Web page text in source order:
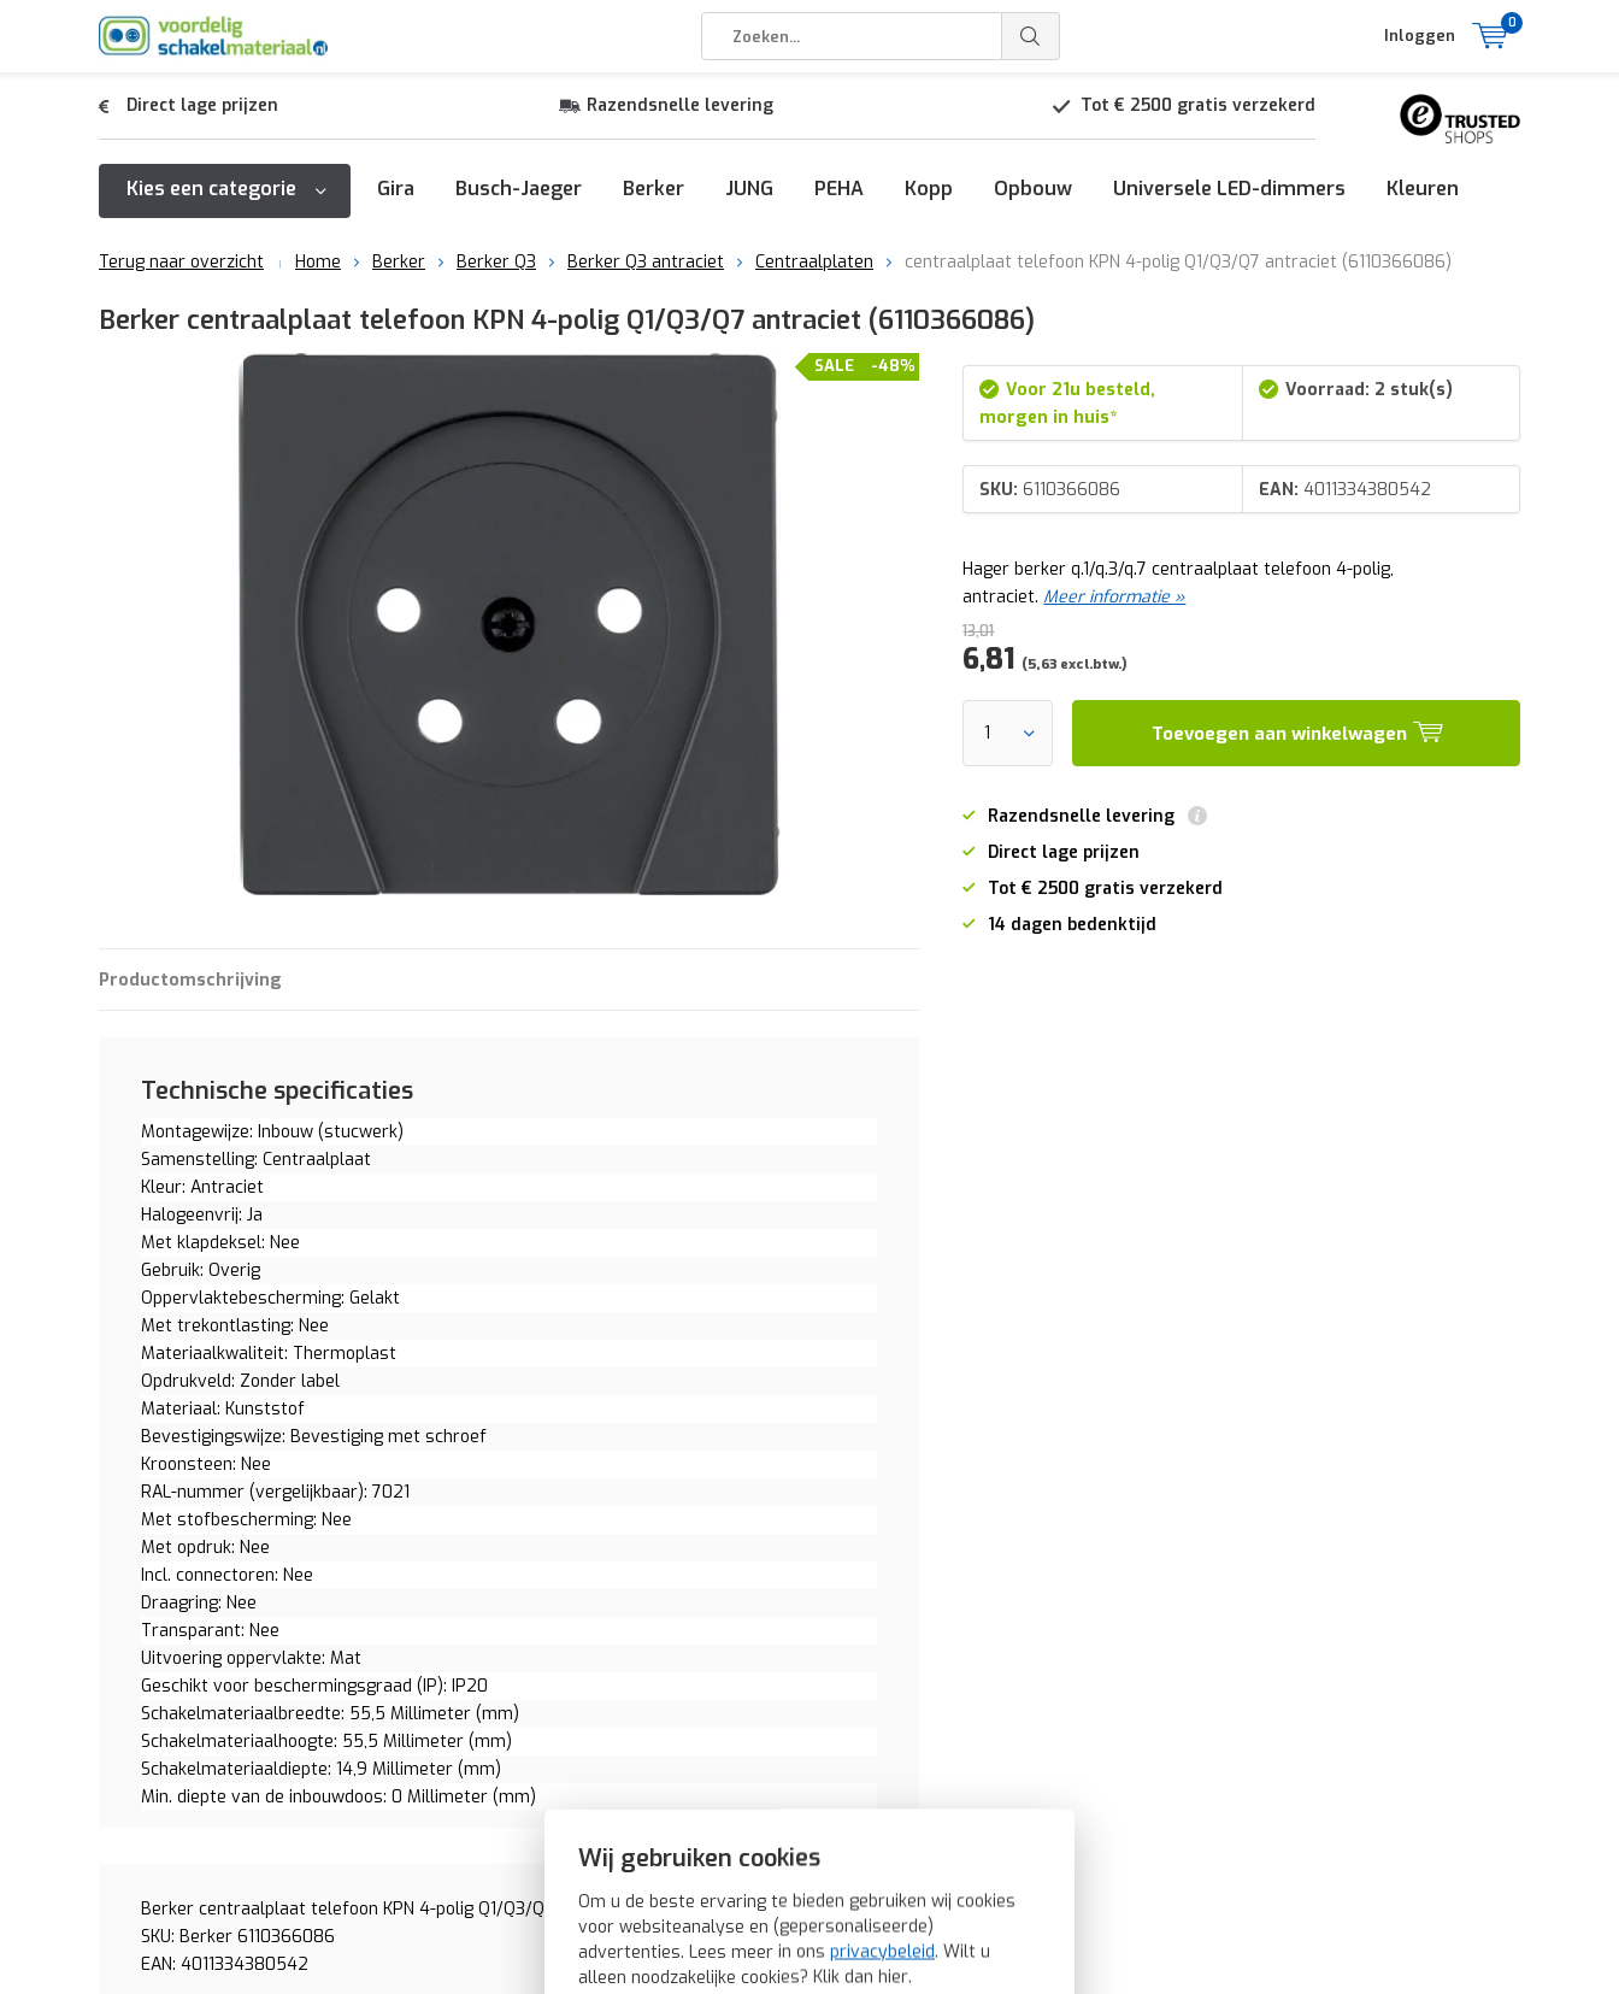
Wij gebruiken cookies
Om u de beste ervaring te bieden gebruiken wij cookies
voor websiteanalyse en (gepersonaliseerde)
advertenties. Lees meer in ons privacybeleid. Wilt u
alleen noodzakelijke cookies? Klik dan hier.
Inloggen
0
Direct lage prijzen Razendsnelle levering Tot € 2500 gratis verzekerd
Kies een categorie Gira Busch-Jaeger Berker JUNG PEHA Kopp Opbouw Universele LED-dimmers Kleuren
Terug naar overzicht Home Berker Berker Q3 Berker Q3 antraciet Centraalplaten centraalplaat telefoon KPN 4-polig Q1/Q3/Q7 antraciet (6110366086)
Berker centraalplaat telefoon KPN 4-polig Q1/Q3/Q7 antraciet (6110366086)
-48%
SALE
Voor 21u besteld,
morgen in huis*
Voorraad: 2 stuk(s)
SKU: 6110366086 EAN: 4011334380542
Hager berker q.1/q.3/q.7 centraalplaat telefoon 4-polig,
antraciet. Meer informatie »
13,01
6,81 (5,63 excl.btw.)
Toevoegen aan winkelwagen
Razendsnelle levering
Direct lage prijzen
Tot € 2500 gratis verzekerd
14 dagen bedenktijd
Productomschrijving
Technische specificaties
Montagewijze: Inbouw (stucwerk)
Samenstelling: Centraalplaat
Kleur: Antraciet
Halogeenvrij: Ja
Met klapdeksel: Nee
Gebruik: Overig
Oppervlaktebescherming: Gelakt
Met trekontlasting: Nee
Materiaalkwaliteit: Thermoplast
Opdrukveld: Zonder label
Materiaal: Kunststof
Bevestigingswijze: Bevestiging met schroef
Kroonsteen: Nee
RAL-nummer (vergelijkbaar): 7021
Met stofbescherming: Nee
Met opdruk: Nee
Incl. connectoren: Nee
Draagring: Nee
Transparant: Nee
Uitvoering oppervlakte: Mat
Geschikt voor beschermingsgraad (IP): IP20
Schakelmateriaalbreedte: 55,5 Millimeter (mm)
Schakelmateriaalhoogte: 55,5 Millimeter (mm)
Schakelmateriaaldiepte: 14,9 Millimeter (mm)
Min. diepte van de inbouwdoos: 0 Millimeter (mm)
Berker centraalplaat telefoon KPN 4-polig Q1/Q3/Q7 antraciet (6110366086)
SKU: Berker 6110366086
EAN: 4011334380542